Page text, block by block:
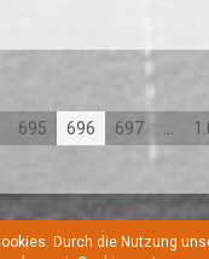
695 696 697
Durch die Nutzung